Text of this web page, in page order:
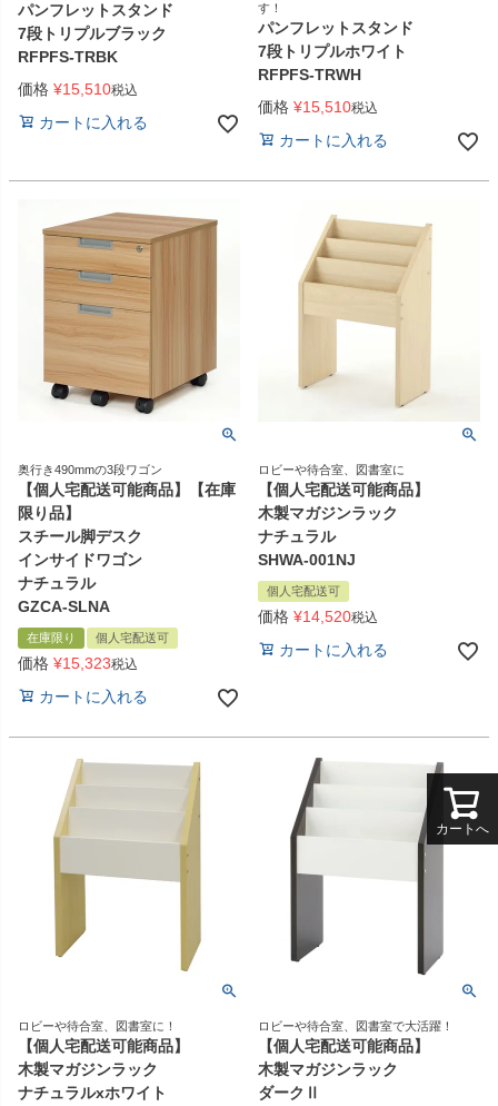
パンフレットスタンド
7段トリプルブラック
RFPFS-TRBK
価格 ¥15,510税込
カートに入れる
す！
パンフレットスタンド
7段トリプルホワイト
RFPFS-TRWH
価格 ¥15,510税込
カートに入れる
奥行き490mmの3段ワゴン
【個人宅配送可能商品】【在庫
限り品】
スチール脚デスク
インサイドワゴン
ナチュラル
GZCA-SLNA
在庫限り 個人宅配送可
価格 ¥15,323税込
カートに入れる
ロビーや待合室、図書室に
【個人宅配送可能商品】
木製マガジンラック
ナチュラル
SHWA-001NJ
個人宅配送可
価格 ¥14,520税込
カートに入れる
ロビーや待合室、図書室に！
【個人宅配送可能商品】
木製マガジンラック
ナチュラルxホワイト
ロビーや待合室、図書室で大活躍！
【個人宅配送可能商品】
木製マガジンラック
ダークⅡ
カートへ